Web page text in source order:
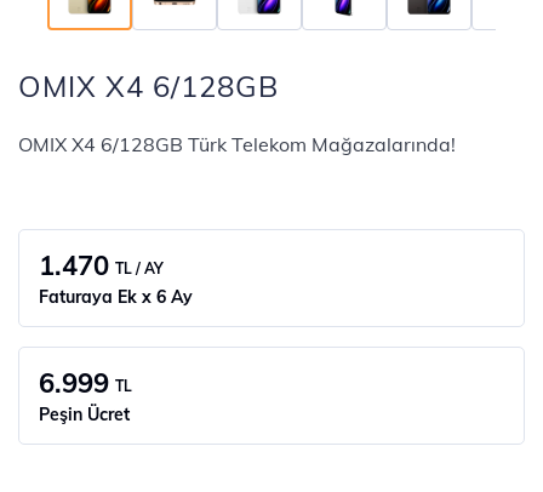
OMIX X4 6/128GB
OMIX X4 6/128GB Türk Telekom Mağazalarında!
1.470 TL / AY
Faturaya Ek x 6 Ay
6.999 TL
Peşin Ücret